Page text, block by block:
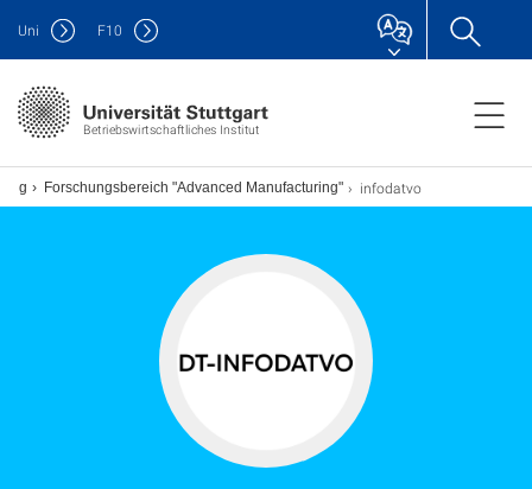
Betriebswirtschaftliches Institut
Uni F10
Forschungsbereich "Advanced Manufacturing" infodatvo